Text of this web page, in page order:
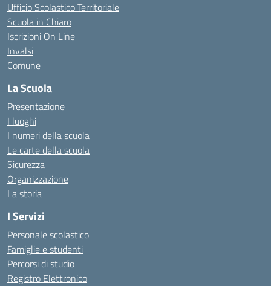
Ufficio Scolastico Territoriale
Scuola in Chiaro
Iscrizioni On Line
Invalsi
Comune
La Scuola
Presentazione
I luoghi
I numeri della scuola
Le carte della scuola
Sicurezza
Organizzazione
La storia
I Servizi
Personale scolastico
Famiglie e studenti
Percorsi di studio
Registro Elettronico